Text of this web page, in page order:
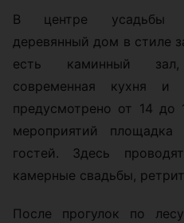
В центре усадьбы
деревянный дом в стиле
есть каминный
современная кухня и
предусмотрено от 14 до
мероприятий
гостей. Здесь
камерные свадьбы,
После прогулок по